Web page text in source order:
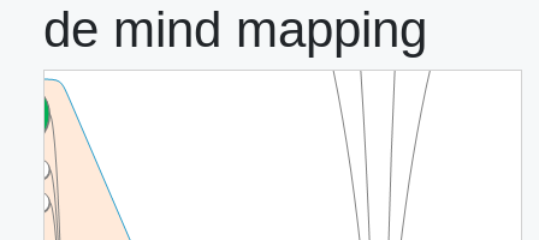
de mind mapping